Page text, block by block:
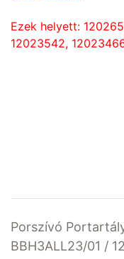
Ezek helyett:
12023542,
Porszívó
BBH3ALL23/01 /